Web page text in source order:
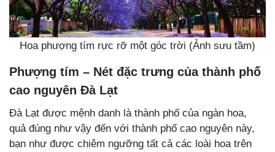
Hoa phượng tím rực rỡ một góc trời (Ảnh sưu tầm)
Phượng tím – Nét đặc trưng của thành phố
cao nguyên Đà Lạt
Đà Lạt được mệnh danh là thành phố của ngàn hoa,
quả đúng như vậy đến với thành phố cao nguyên này,
bạn như được chiêm ngưỡng tất cả các loài hoa trên